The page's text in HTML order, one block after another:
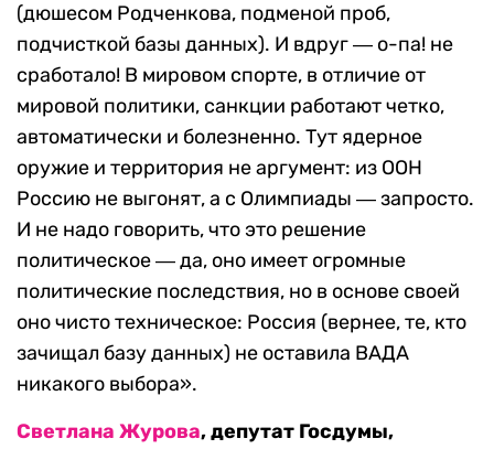
(дюшесом Родченкова, подменой проб,
подчисткой базы данных). И вдруг ― о-па! не
сработало! В мировом спорте, в отличие от
мировой политики, санкции работают четко,
автоматически и болезненно. Тут ядерное
оружие и территория не аргумент: из ООН
Россию не выгонят, а с Олимпиады ― запросто.
И не надо говорить, что это решение
политическое ― да, оно имеет огромные
политические последствия, но в основе своей
оно чисто техническое: Россия (вернее, те, кто
зачищал базу данных) не оставила ВАДА
никакого выбора».
Светлана Журова, депутат Госдумы,